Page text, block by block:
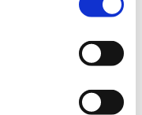
backar med
av 14